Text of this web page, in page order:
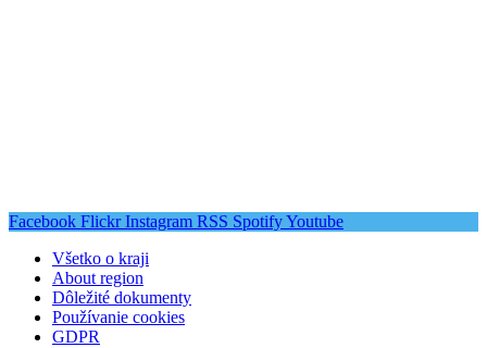
Facebook Flickr Instagram RSS SpotifyYoutube
Všetko o kraji
About region
Dôležité dokumenty
Používanie cookies
GDPR